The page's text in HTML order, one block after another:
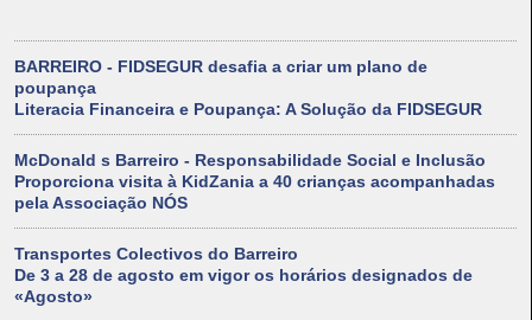
BARREIRO - FIDSEGUR desafia a criar um plano de
poupança
Literacia Financeira e Poupança: A Solução da FIDSEGUR
McDonald s Barreiro - Responsabilidade Social e Inclusão
Proporciona visita à KidZania a 40 crianças acompanhadas
pela Associação NÓS
Transportes Colectivos do Barreiro
De 3 a 28 de agosto em vigor os horários designados de
«Agosto»